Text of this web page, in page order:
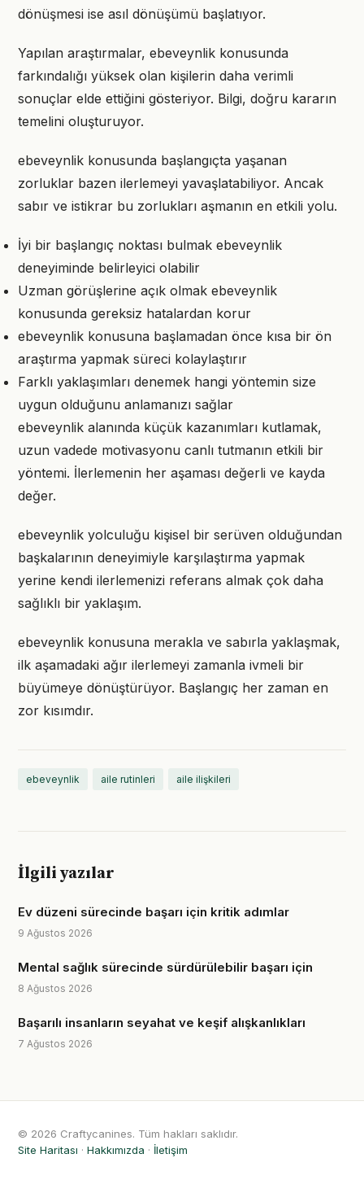
dönüşmesi ise asıl dönüşümü başlatıyor.
Yapılan araştırmalar, ebeveynlik konusunda
farkındalığı yüksek olan kişilerin daha verimli
sonuçlar elde ettiğini gösteriyor. Bilgi, doğru kararın
temelini oluşturuyor.
ebeveynlik konusunda başlangıçta yaşanan
zorluklar bazen ilerlemeyi yavaşlatabiliyor. Ancak
sabır ve istikrar bu zorlukları aşmanın en etkili yolu.
İyi bir başlangıç noktası bulmak ebeveynlik
deneyiminde belirleyici olabilir
Uzman görüşlerine açık olmak ebeveynlik
konusunda gereksiz hatalardan korur
ebeveynlik konusuna başlamadan önce kısa bir ön
araştırma yapmak süreci kolaylaştırır
Farklı yaklaşımları denemek hangi yöntemin size
uygun olduğunu anlamanızı sağlar
ebeveynlik alanında küçük kazanımları kutlamak,
uzun vadede motivasyonu canlı tutmanın etkili bir
yöntemi. İlerlemenin her aşaması değerli ve kayda
değer.
ebeveynlik yolculuğu kişisel bir serüven olduğundan
başkalarının deneyimiyle karşılaştırma yapmak
yerine kendi ilerlemenizi referans almak çok daha
sağlıklı bir yaklaşım.
ebeveynlik konusuna merakla ve sabırla yaklaşmak,
ilk aşamadaki ağır ilerlemeyi zamanla ivmeli bir
büyümeye dönüştürüyor. Başlangıç her zaman en
zor kısımdır.
ebeveynlik aile rutinleri aile ilişkileri
İlgili yazılar
Ev düzeni sürecinde başarı için kritik adımlar
9 Ağustos 2026
Mental sağlık sürecinde sürdürülebilir başarı için
8 Ağustos 2026
Başarılı insanların seyahat ve keşif alışkanlıkları
7 Ağustos 2026
© 2026 Craftycanines. Tüm hakları saklıdır.
Site Haritası · Hakkımızda · İletişim